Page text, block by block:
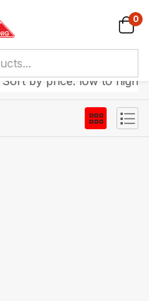
0
Sort by price: low to high